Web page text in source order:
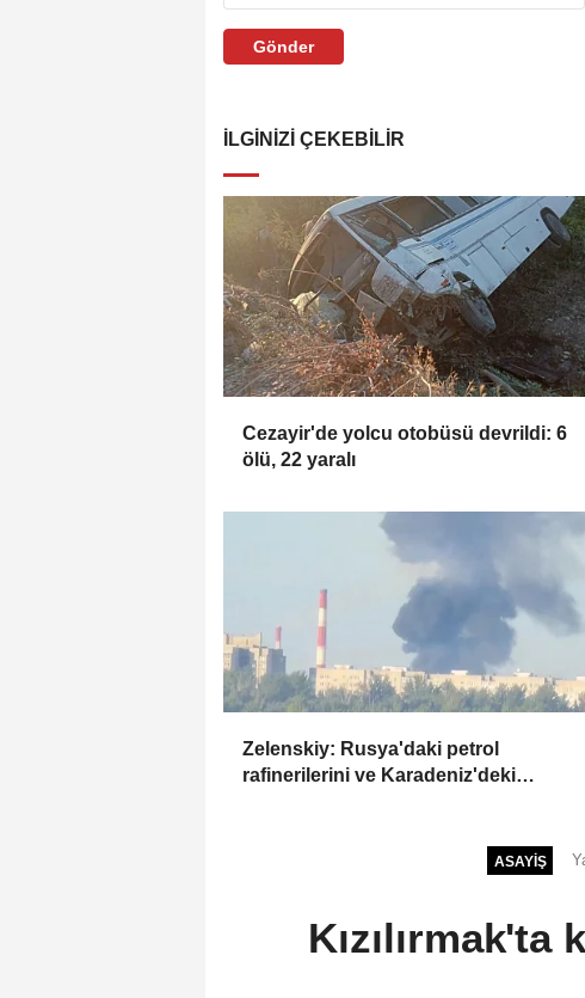
Gönder
İLGINIZI ÇEKEBILIR
Cezayir'de yolcu otobüsü devrildi: 6
ölü, 22 yaralı
Zelenskiy: Rusya'daki petrol
rafinerilerini ve Karadeniz'deki
ASAYIŞ